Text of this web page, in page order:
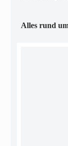
Alles rund